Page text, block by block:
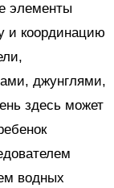
элементы
и координацию
джунглями,
здесь может
водных